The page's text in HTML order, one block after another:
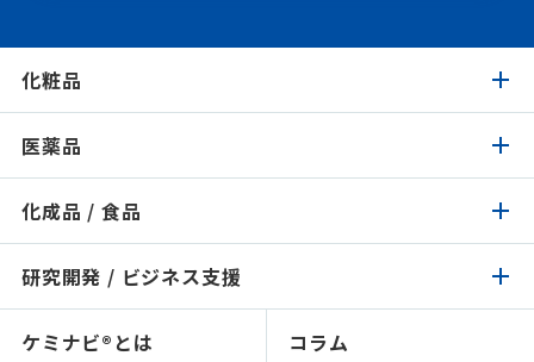
化粧品
化粧品トップ
製品検索
イチオシ原料
認証 / サステナビリティ
医薬品
医薬品トップ
製品検索
イチオシ原料
化成品 / 食品
化成品 / 食品トップ
製品検索
研究開発 / ビジネス支援
研究開発 / ビジネス支援トップ
ケミナビ®とは コラム